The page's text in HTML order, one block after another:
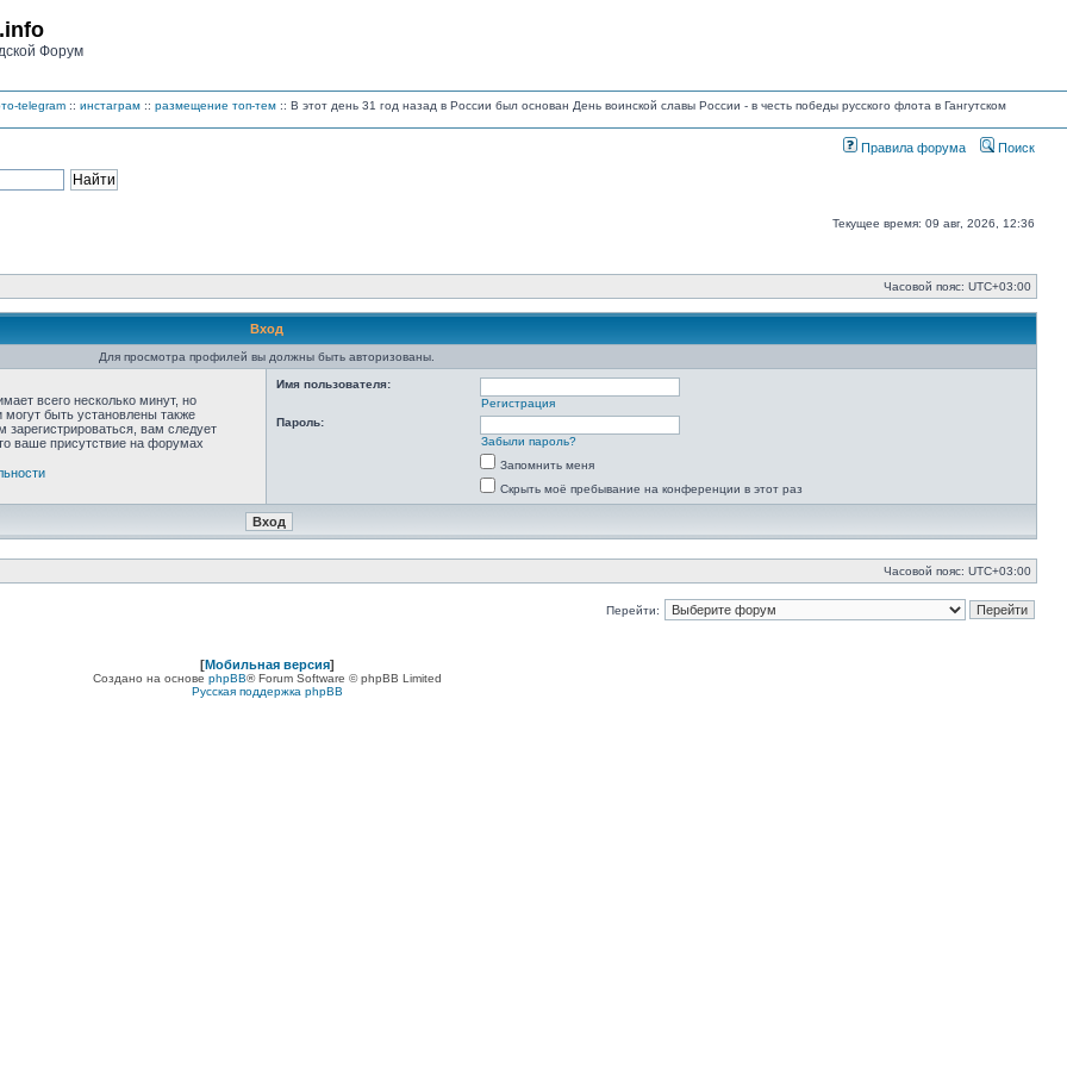
Форум
telegram :: инстаграм :: размещение топ-тем :: В этот день 31 год назад в России был основан День воинской славы России - в честь победы русского флота в Гангутском
Правила форума Поиск
Текущее время: 09 авг, 2026, 12:36
Часовой пояс: UTC+03:00
Вход
Для просмотра профилей вы должны быть авторизованы.
всего несколько минут, но
быть установлены также
зарегистрироваться, вам следует
ваше присутствие на форумах
Имя пользователя:
Регистрация
Пароль:
Забыли пароль?
Запомнить меня
Скрыть моё пребывание на конференции в этот раз
Часовой пояс: UTC+03:00
Перейти:
[Мобильная версия]
Создано на основе phpBB® Forum Software © phpBB Limited
Русская поддержка phpBB